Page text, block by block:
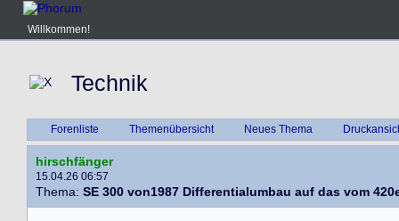
Willkommen!
Technik
Forenliste Themenübersicht Neues Thema
hirschfänger
15.04.26 06:57
Thema: SE 300 von1987 Differentialumbau auf das vom